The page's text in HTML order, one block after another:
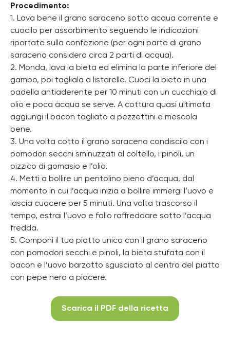
Procedimento:
1. Lava bene il grano saraceno sotto acqua corrente e
cuocilo per assorbimento seguendo le indicazioni
riportate sulla confezione (per ogni parte di grano
saraceno considera circa 2 parti di acqua).
2. Monda, lava la bieta ed elimina la parte inferiore del
gambo, poi tagliala a listarelle. Cuoci la bieta in una
padella antiaderente per 10 minuti con un cucchiaio di
olio e poca acqua se serve. A cottura quasi ultimata
aggiungi il bacon tagliato a pezzettini e mescola
bene.
3. Una volta cotto il grano saraceno condiscilo con i
pomodori secchi sminuzzati al coltello, i pinoli, un
pizzico di gomasio e l’olio.
4. Metti a bollire un pentolino pieno d’acqua, dal
momento in cui l’acqua inizia a bollire immergi l’uovo e
lascia cuocere per 5 minuti. Una volta trascorso il
tempo, estrai l’uovo e fallo raffreddare sotto l’acqua
fredda.
5. Componi il tuo piatto unico con il grano saraceno
con pomodori secchi e pinoli, la bieta stufata con il
bacon e l’uovo barzotto sgusciato al centro del piatto
con pepe nero a piacere.
Scarica il PDF della ricetta